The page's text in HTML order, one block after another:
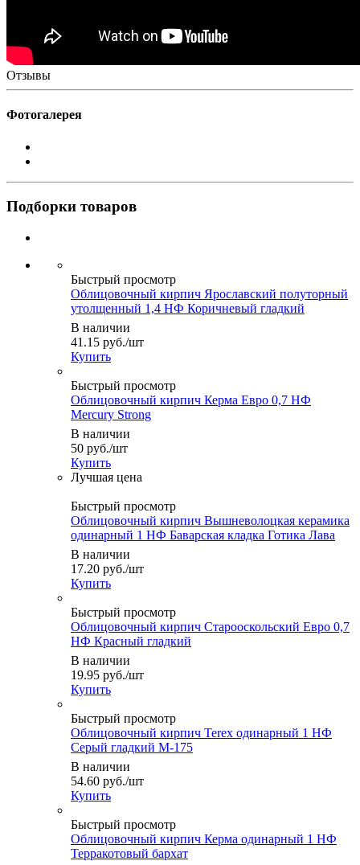
Отзывы
Фотогалерея
Подборки товаров
Быстрый просмотр
Облицовочный кирпич Ярославский полуторный
утолщенный 1,4 НФ Коричневый гладкий
В наличии
41.15 руб./шт
Купить
Быстрый просмотр
Облицовочный кирпич Керма Евро 0,7 НФ
Mercury Strong
В наличии
50 руб./шт
Купить
Быстрый просмотр
Облицовочный кирпич Вышневолоцкая керамика
одинарный 1 НФ Баварская кладка Готика Лава
В наличии
17.20 руб./шт
Купить
Быстрый просмотр
Облицовочный кирпич Старооскольский Евро 0,7
НФ Красный гладкий
В наличии
19.95 руб./шт
Купить
Быстрый просмотр
Облицовочный кирпич Terex одинарный 1 НФ
Серый гладкий М-175
В наличии
54.60 руб./шт
Купить
Быстрый просмотр
Облицовочный кирпич Керма одинарный 1 НФ
Терракотовый бархат